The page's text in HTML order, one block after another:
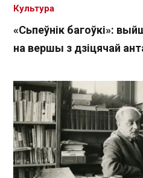
«Сьпеўнік багоўкі»:
на вершы з дзіцячай
Культура